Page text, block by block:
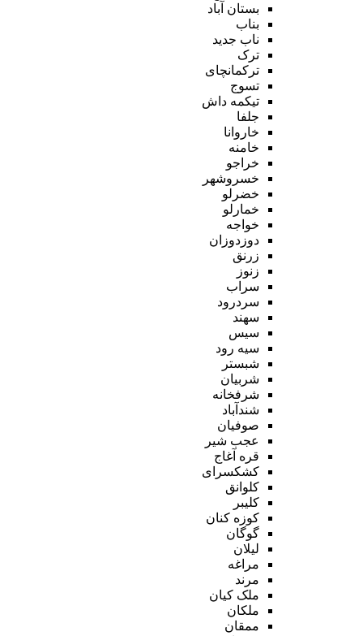
بستان آباد
بناب
ناب جدید
ترک
ترکمانچای
تسوج
تیکمه داش
جلفا
خاروانا
خامنه
خراجو
خسروشهر
خضرلو
خمارلو
خواجه
دوزدوزان
زرنق
زنوز
سراب
سردرود
سهند
سیس
سیه رود
شبستر
شربیان
شرفخانه
شندآباد
صوفیان
عجب شیر
قره آغاج
کشکسرای
کلوانق
کلیبر
کوزه کنان
گوگان
لیلان
مراغه
مرند
ملک کیان
ملکان
ممقان